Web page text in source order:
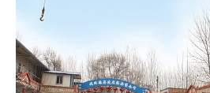
รอกไฟฟ้า
อะไหล่เครน